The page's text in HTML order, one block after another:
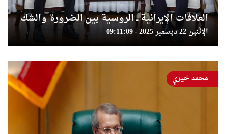
العلاقات الإيرانية ــ الروسية بين الضرورة والشك
الإثنين 22 ديسمبر 2025 - 09:11:09
محمد خيري